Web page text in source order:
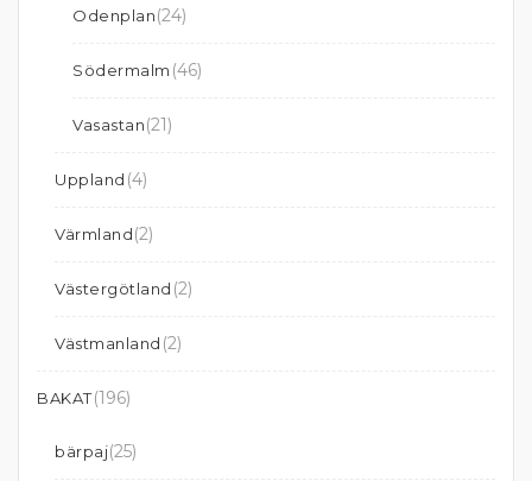
Odenplan(24)
Södermalm (46)
Vasastan(21)
Uppland (4)
Värmland(2)
Västergötland (2)
Västmanland (2)
BAKAT(196)
bärpaj(25)